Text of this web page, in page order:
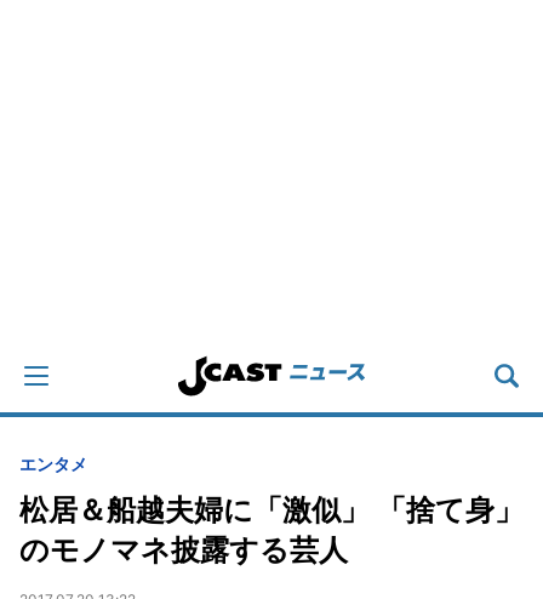
エンタメ
松居＆船越夫婦に「激似」 「捨て身」
のモノマネ披露する芸人